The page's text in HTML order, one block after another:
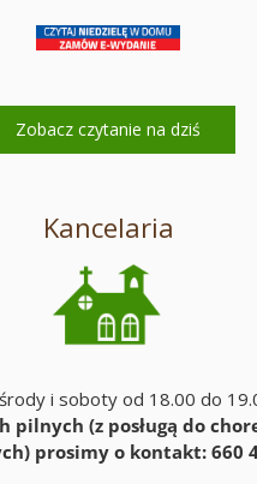
Zobacz czytanie na dziś
Kancelaria
i soboty od 18.00 do
pilnych (z posługą do
prosimy o kontakt: 660